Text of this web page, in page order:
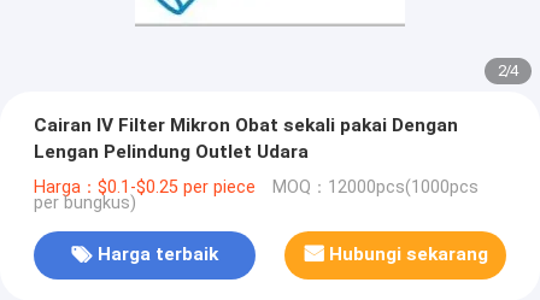
2/4
Cairan IV Filter Mikron Obat sekali pakai Dengan
Lengan Pelindung Outlet Udara
Harga：$0.1-$0.25 per piece MOQ：12000pcs(1000pcs
per bungkus)
Harga terbaik Hubungi sekarang